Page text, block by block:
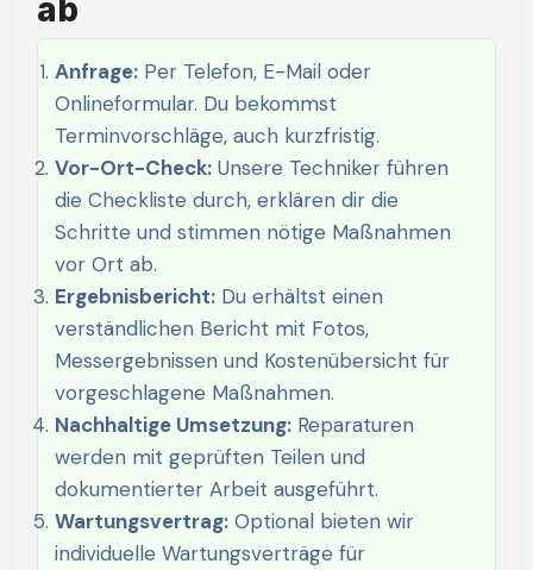
ab
Anfrage:Per Telefon, E-Mail oder
Onlineformular. Du bekommst
Terminvorschläge, auch kurzfristig.
Vor-Ort-Check:Unsere Techniker führen
die Checkliste durch, erklären dir die
Schritte und stimmen nötige Maßnahmen
vor Ort ab.
Ergebnisbericht:Du erhältst einen
verständlichen Bericht mit Fotos,
Messergebnissen und Kostenübersicht für
vorgeschlagene Maßnahmen.
Nachhaltige Umsetzung:Reparaturen
werden mit geprüften Teilen und
dokumentierter Arbeit ausgeführt.
Wartungsvertrag:Optional bieten wir
individuelle Wartungsverträge für